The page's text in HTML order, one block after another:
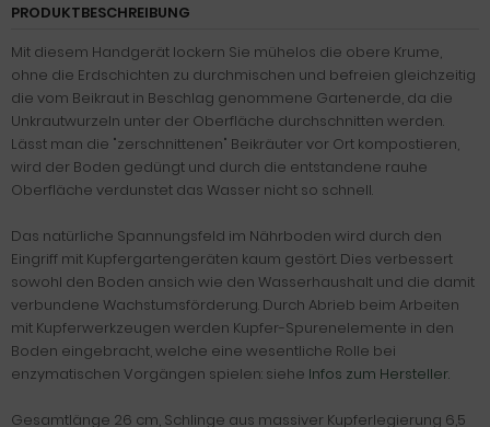
PRODUKTBESCHREIBUNG
Mit diesem Handgerät lockern Sie mühelos die obere Krume,
ohne die Erdschichten zu durchmischen und befreien gleichzeitig
die vom Beikraut in Beschlag genommene Gartenerde, da die
Unkrautwurzeln unter der Oberfläche durchschnitten werden.
Lässt man die "zerschnittenen" Beikräuter vor Ort kompostieren,
wird der Boden gedüngt und durch die entstandene rauhe
Oberfläche verdunstet das Wasser nicht so schnell.
Das natürliche Spannungsfeld im Nährboden wird durch den
Eingriff mit Kupfergartengeräten kaum gestört. Dies verbessert
sowohl den Boden ansich wie den Wasserhaushalt und die damit
verbundene Wachstumsförderung. Durch Abrieb beim Arbeiten
mit Kupferwerkzeugen werden Kupfer-Spurenelemente in den
Boden eingebracht, welche eine wesentliche Rolle bei
enzymatischen Vorgängen spielen: siehe Infos zum Hersteller.
Gesamtlänge 26 cm, Schlinge aus massiver Kupferlegierung 6,5